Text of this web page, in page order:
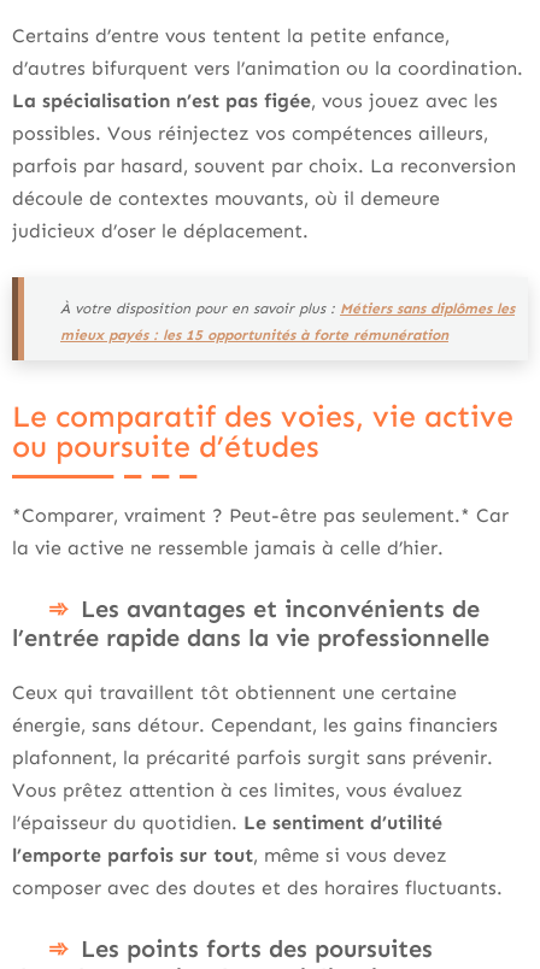
Certains d’entre vous tentent la petite enfance,
d’autres bifurquent vers l’animation ou la coordination.
La spécialisation n’est pas figée, vous jouez avec les
possibles. Vous réinjectez vos compétences ailleurs,
parfois par hasard, souvent par choix. La reconversion
découle de contextes mouvants, où il demeure
judicieux d’oser le déplacement.
À votre disposition pour en savoir plus : Métiers sans diplômes les
mieux payés : les 15 opportunités à forte rémunération
Le comparatif des voies, vie active
ou poursuite d’études
*Comparer, vraiment ? Peut-être pas seulement.* Car
la vie active ne ressemble jamais à celle d’hier.
Les avantages et inconvénients de
l’entrée rapide dans la vie professionnelle
Ceux qui travaillent tôt obtiennent une certaine
énergie, sans détour. Cependant, les gains financiers
plafonnent, la précarité parfois surgit sans prévenir.
Vous prêtez attention à ces limites, vous évaluez
l’épaisseur du quotidien. Le sentiment d’utilité
l’emporte parfois sur tout, même si vous devez
composer avec des doutes et des horaires fluctuants.
Les points forts des poursuites